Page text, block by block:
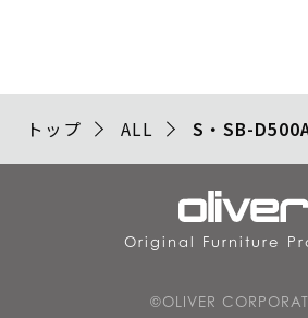
トップ ALL S・SB-
Original Furniture
©OLIVER